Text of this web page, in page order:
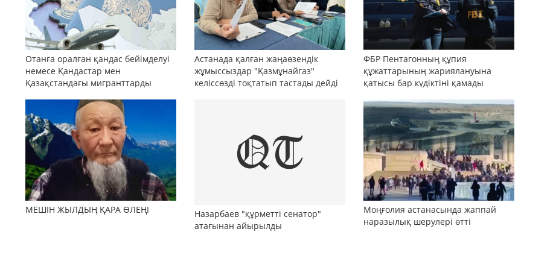
Отанға оралған қандас бейімделуі
немесе Қандастар мен
Қазақстандағы мигранттарды
әлеуметтік бейімдеудің медиа-
стратегиясы
Астанада қалған жаңаөзендік
жұмыссыздар "Қазмұнайгаз"
келіссөзді тоқтатып тастады дейді
ФБР Пентагонның құпия
құжаттарының жариялануына
қатысы бар күдіктіні қамады
МЕШІН ЖЫЛДЫҢ ҚАРА ӨЛЕҢІ
Назарбаев "құрметті сенатор"
атағынан айырылды
Моңғолия астанасында жаппай
наразылық шерулері өтті